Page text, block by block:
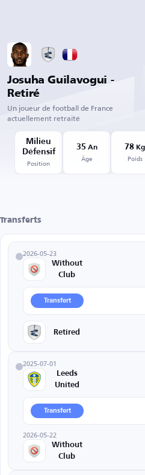
Josuha Guilavogui -
Retiré
Un joueur de football de France
actuellement retraité
Milieu
Défensif
Position
35 An
Âge
78 Kg
Poids
Transferts
2026-05-23
Without
Club
Transfert
Retired
2025-07-01
Leeds
United
Transfert
2026-05-22
Without
Club